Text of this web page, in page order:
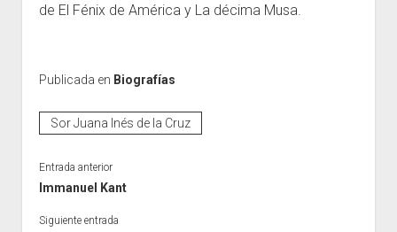
de El Fénix de América y La décima Musa.
Publicada en Biografías
Sor Juana Inés de la Cruz
Entrada anterior
Immanuel Kant
Siguiente entrada